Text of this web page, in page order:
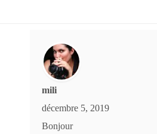
mili
décembre 5, 2019
Bonjour